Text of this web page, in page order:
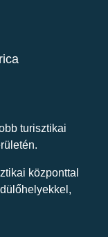
turisztikai
központtal